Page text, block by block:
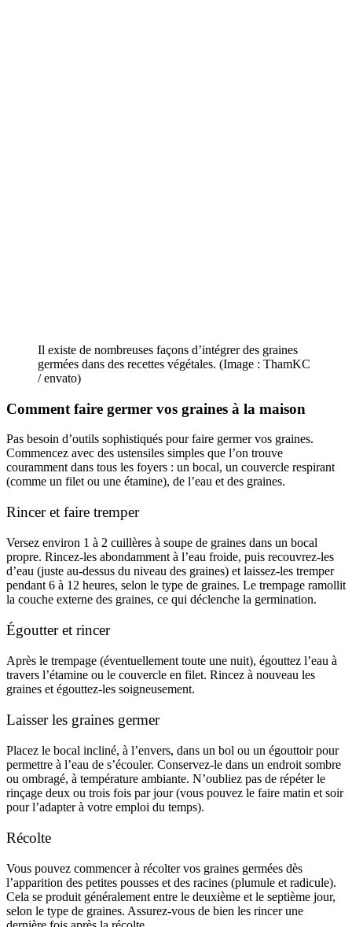
Il existe de nombreuses façons d’intégrer des graines
germées dans des recettes végétales. (Image : ThamKC
/ envato)
Comment faire germer vos graines à la maison
Pas besoin d’outils sophistiqués pour faire germer vos graines.
Commencez avec des ustensiles simples que l’on trouve
couramment dans tous les foyers : un bocal, un couvercle respirant
(comme un filet ou une étamine), de l’eau et des graines.
Rincer et faire tremper
Versez environ 1 à 2 cuillères à soupe de graines dans un bocal
propre. Rincez-les abondamment à l’eau froide, puis recouvrez-les
d’eau (juste au-dessus du niveau des graines) et laissez-les tremper
pendant 6 à 12 heures, selon le type de graines. Le trempage ramollit
la couche externe des graines, ce qui déclenche la germination.
Égoutter et rincer
Après le trempage (éventuellement toute une nuit), égouttez l’eau à
travers l’étamine ou le couvercle en filet. Rincez à nouveau les
graines et égouttez-les soigneusement.
Laisser les graines germer
Placez le bocal incliné, à l’envers, dans un bol ou un égouttoir pour
permettre à l’eau de s’écouler. Conservez-le dans un endroit sombre
ou ombragé, à température ambiante. N’oubliez pas de répéter le
rinçage deux ou trois fois par jour (vous pouvez le faire matin et soir
pour l’adapter à votre emploi du temps).
Récolte
Vous pouvez commencer à récolter vos graines germées dès
l’apparition des petites pousses et des racines (plumule et radicule).
Cela se produit généralement entre le deuxième et le septième jour,
selon le type de graines. Assurez-vous de bien les rincer une